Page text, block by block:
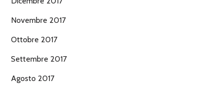
Novembre 2017
Ottobre 2017
Settembre 2017
Agosto 2017